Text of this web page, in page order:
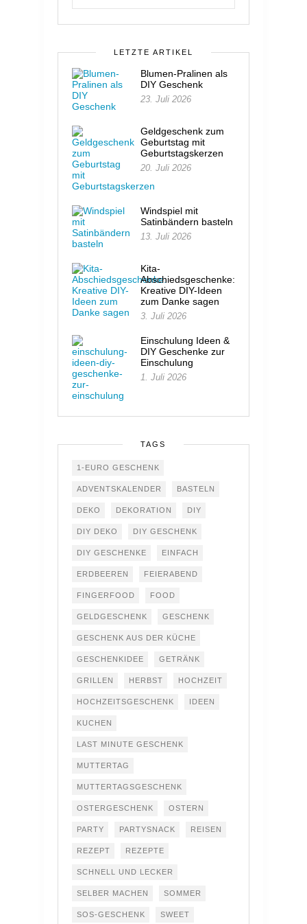
LETZTE ARTIKEL
Blumen-Pralinen als
DIY Geschenk
23. Juli 2026
Geldgeschenk zum
Geburtstag mit
Geburtstagskerzen
20. Juli 2026
Windspiel mit
Satinbändern basteln
13. Juli 2026
Kita-
Abschiedsgeschenke:
Kreative DIY-Ideen
zum Danke sagen
3. Juli 2026
Einschulung Ideen &
DIY Geschenke zur
Einschulung
1. Juli 2026
TAGS
1-EURO GESCHENK
ADVENTSKALENDER BASTELN
DEKO DEKORATION DIY
DIY DEKO DIY GESCHENK
DIY GESCHENKE EINFACH
ERDBEEREN FEIERABEND
FINGERFOOD FOOD
GELDGESCHENK GESCHENK
GESCHENK AUS DER KÜCHE
GESCHENKIDEE GETRÄNK
GRILLEN HERBST HOCHZEIT
HOCHZEITSGESCHENK IDEEN
KUCHEN
LAST MINUTE GESCHENK
MUTTERTAG
MUTTERTAGSGESCHENK
OSTERGESCHENK OSTERN
PARTY PARTYSNACK REISEN
REZEPT REZEPTE
SCHNELL UND LECKER
SELBER MACHEN SOMMER
SOS-GESCHENK SWEET